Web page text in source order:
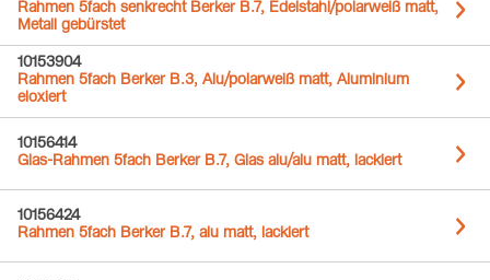
Rahmen 5fach senkrecht Berker B.7, Edelstahl/polarweiß matt,
Metall gebürstet
10153904
Rahmen 5fach Berker B.3, Alu/polarweiß matt, Aluminium
eloxiert
10156414
Glas-Rahmen 5fach Berker B.7, Glas alu/alu matt, lackiert
10156424
Rahmen 5fach Berker B.7, alu matt, lackiert